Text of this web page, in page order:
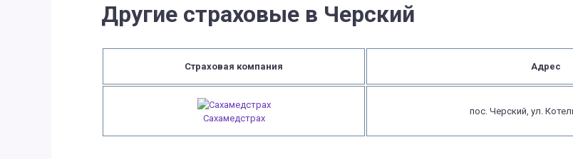
Другие страховые в Черский
Страховая компания Адрес
Сахамедстрах
пос. Черский, ул.